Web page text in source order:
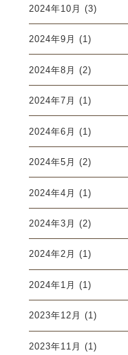
2024年10月 (3)
2024年9月 (1)
2024年8月 (2)
2024年7月 (1)
2024年6月 (1)
2024年5月 (2)
2024年4月 (1)
2024年3月 (2)
2024年2月 (1)
2024年1月 (1)
2023年12月 (1)
2023年11月 (1)